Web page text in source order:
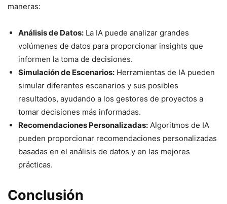
maneras:
Análisis de Datos: La IA puede analizar grandes
volúmenes de datos para proporcionar insights que
informen la toma de decisiones.
Simulación de Escenarios: Herramientas de IA pueden
simular diferentes escenarios y sus posibles
resultados, ayudando a los gestores de proyectos a
tomar decisiones más informadas.
Recomendaciones Personalizadas: Algoritmos de IA
pueden proporcionar recomendaciones personalizadas
basadas en el análisis de datos y en las mejores
prácticas.
Conclusión